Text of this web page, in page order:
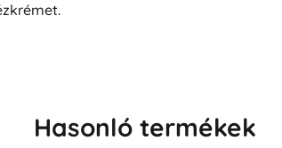
Hasonló termékek